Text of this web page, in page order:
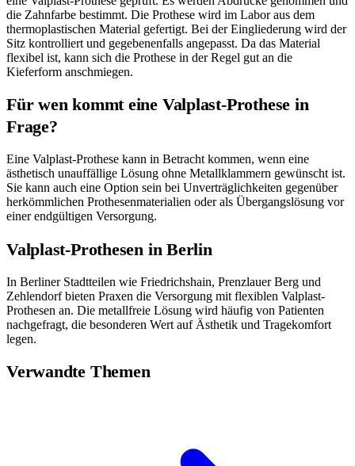
die Zahnfarbe bestimmt. Die Prothese wird im Labor aus dem
thermoplastischen Material gefertigt. Bei der Eingliederung wird der
Sitz kontrolliert und gegebenenfalls angepasst. Da das Material
flexibel ist, kann sich die Prothese in der Regel gut an die
Kieferform anschmiegen.
Für wen kommt eine Valplast-Prothese in
Frage?
Eine Valplast-Prothese kann in Betracht kommen, wenn eine
ästhetisch unauffällige Lösung ohne Metallklammern gewünscht ist.
Sie kann auch eine Option sein bei Unverträglichkeiten gegenüber
herkömmlichen Prothesenmaterialien oder als Übergangslösung vor
einer endgültigen Versorgung.
Valplast-Prothesen in Berlin
In Berliner Stadtteilen wie Friedrichshain, Prenzlauer Berg und
Zehlendorf bieten Praxen die Versorgung mit flexiblen Valplast-
Prothesen an. Die metallfreie Lösung wird häufig von Patienten
nachgefragt, die besonderen Wert auf Ästhetik und Tragekomfort
legen.
Verwandte Themen